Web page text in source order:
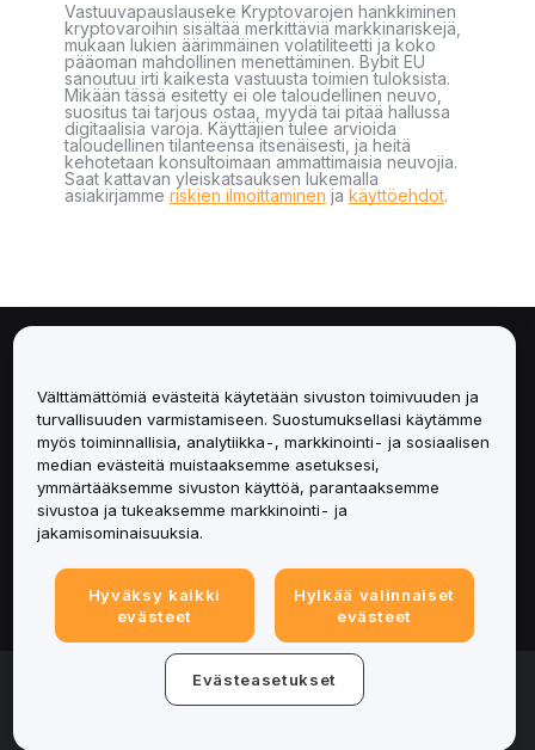
Vastuuvapauslauseke Kryptovarojen hankkiminen
kryptovaroihin sisältää merkittäviä markkinariskejä,
mukaan lukien äärimmäinen volatiliteetti ja koko
pääoman mahdollinen menettäminen. Bybit EU
sanoutuu irti kaikesta vastuusta toimien tuloksista.
Mikään tässä esitetty ei ole taloudellinen neuvo,
suositus tai tarjous ostaa, myydä tai pitää hallussa
digitaalisia varoja. Käyttäjien tulee arvioida
taloudellinen tilanteensa itsenäisesti, ja heitä
kehotetaan konsultoimaan ammattimaisia neuvojia.
Saat kattavan yleiskatsauksen lukemalla
asiakirjamme riskien ilmoittaminen ja käyttöehdot.
Palvelut
Tuki
Tuotteet
Lakiasiat
© 2025-2026 Bybit.eu. All rights reserved.
Välttämättömiä evästeitä käytetään sivuston toimivuuden ja
turvallisuuden varmistamiseen. Suostumuksellasi käytämme
myös toiminnallisia, analytiikka-, markkinointi- ja sosiaalisen
median evästeitä muistaaksemme asetuksesi,
ymmärtääksemme sivuston käyttöä, parantaaksemme
sivustoa ja tukeaksemme markkinointi- ja
jakamisominaisuuksia.
Hyväksy kaikki
evästeet
Hylkää valinnaiset
evästeet
Evästeasetukset